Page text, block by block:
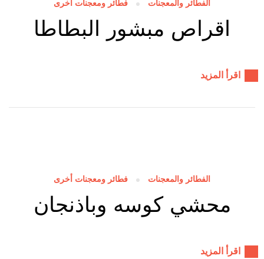
الفطائر والمعجنات فطائر ومعجنات أخرى
اقراص مبشور البطاطا
اقرأ المزيد
الفطائر والمعجنات فطائر ومعجنات أخرى
محشي كوسه وباذنجان
اقرأ المزيد